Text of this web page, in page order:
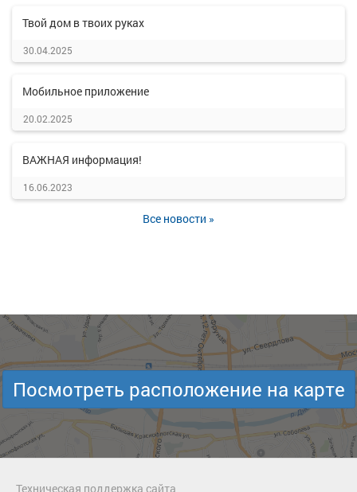
Твой дом в твоих руках
30.04.2025
Мобильное приложение
20.02.2025
ВАЖНАЯ информация!
16.06.2023
Все новости »
Посмотреть расположение на карте
Техническая поддержка сайта